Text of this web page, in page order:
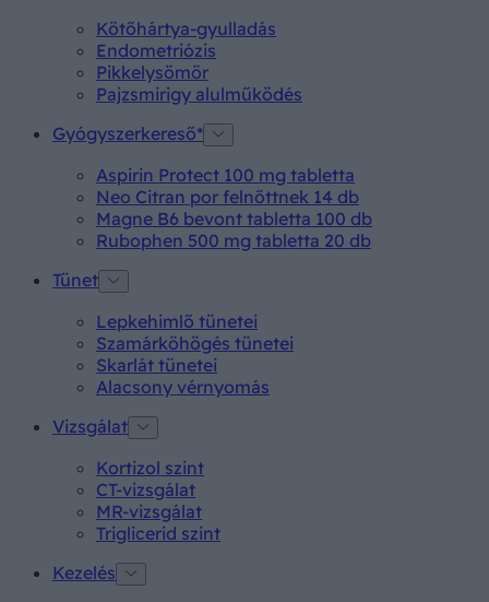
Kötőhártya-gyulladás
Endometriózis
Pikkelysömör
Pajzsmirigy alulműködés
Gyógyszerkereső*
Aspirin Protect 100 mg tabletta
Neo Citran por felnőttnek 14 db
Magne B6 bevont tabletta 100 db
Rubophen 500 mg tabletta 20 db
Tünet
Lepkehimlő tünetei
Szamárköhögés tünetei
Skarlát tünetei
Alacsony vérnyomás
Vizsgálat
Kortizol szint
CT-vizsgálat
MR-vizsgálat
Triglicerid szint
Kezelés